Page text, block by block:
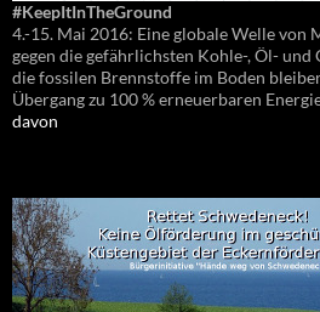
#KeepItInTheGround
4.-15. Mai 2016: Eine globale Welle von
gegen die gefährlichsten Kohle-, Öl-
die fossilen Brennstoffe im Boden
Übergang zu 100 % erneuerbaren
davon